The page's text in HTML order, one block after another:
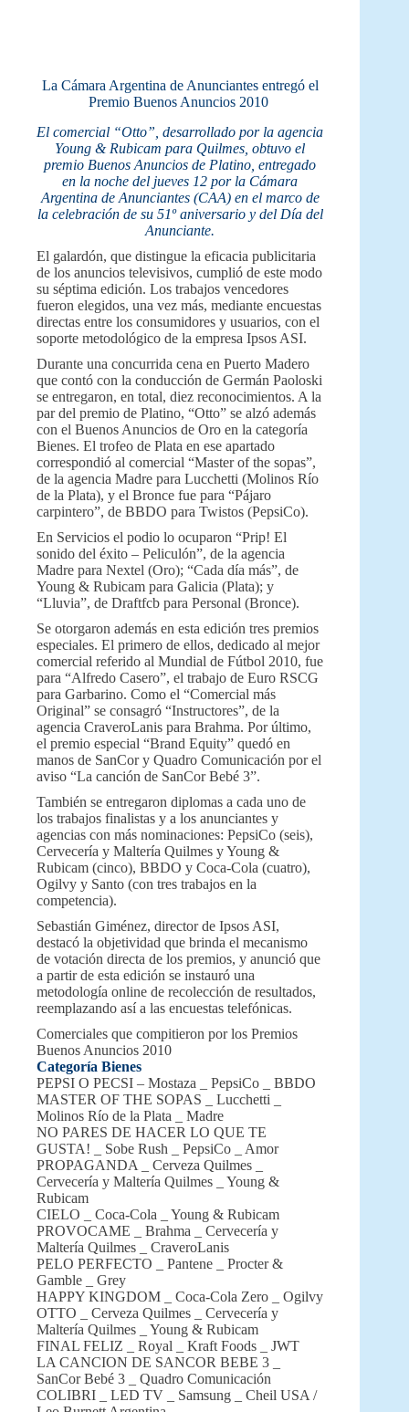
La Cámara Argentina de Anunciantes entregó el
Premio Buenos Anuncios 2010
El comercial “Otto”, desarrollado por la agencia
Young & Rubicam para Quilmes, obtuvo el
premio Buenos Anuncios de Platino, entregado
en la noche del jueves 12 por la Cámara
Argentina de Anunciantes (CAA) en el marco de
la celebración de su 51º aniversario y del Día del
Anunciante.
El galardón, que distingue la eficacia publicitaria
de los anuncios televisivos, cumplió de este modo
su séptima edición. Los trabajos vencedores
fueron elegidos, una vez más, mediante encuestas
directas entre los consumidores y usuarios, con el
soporte metodológico de la empresa Ipsos ASI.
Durante una concurrida cena en Puerto Madero
que contó con la conducción de Germán Paoloski
se entregaron, en total, diez reconocimientos. A la
par del premio de Platino, “Otto” se alzó además
con el Buenos Anuncios de Oro en la categoría
Bienes. El trofeo de Plata en ese apartado
correspondió al comercial “Master of the sopas”,
de la agencia Madre para Lucchetti (Molinos Río
de la Plata), y el Bronce fue para “Pájaro
carpintero”, de BBDO para Twistos (PepsiCo).
En Servicios el podio lo ocuparon “Prip! El
sonido del éxito – Peliculón”, de la agencia
Madre para Nextel (Oro); “Cada día más”, de
Young & Rubicam para Galicia (Plata); y
“Lluvia”, de Draftfcb para Personal (Bronce).
Se otorgaron además en esta edición tres premios
especiales. El primero de ellos, dedicado al mejor
comercial referido al Mundial de Fútbol 2010, fue
para “Alfredo Casero”, el trabajo de Euro RSCG
para Garbarino. Como el “Comercial más
Original” se consagró “Instructores”, de la
agencia CraveroLanis para Brahma. Por último,
el premio especial “Brand Equity” quedó en
manos de SanCor y Quadro Comunicación por el
aviso “La canción de SanCor Bebé 3”.
También se entregaron diplomas a cada uno de
los trabajos finalistas y a los anunciantes y
agencias con más nominaciones: PepsiCo (seis),
Cervecería y Maltería Quilmes y Young &
Rubicam (cinco), BBDO y Coca-Cola (cuatro),
Ogilvy y Santo (con tres trabajos en la
competencia).
Sebastián Giménez, director de Ipsos ASI,
destacó la objetividad que brinda el mecanismo
de votación directa de los premios, y anunció que
a partir de esta edición se instauró una
metodología online de recolección de resultados,
reemplazando así a las encuestas telefónicas.
Comerciales que compitieron por los Premios
Buenos Anuncios 2010
Categoría Bienes
PEPSI O PECSI – Mostaza _ PepsiCo _ BBDO
MASTER OF THE SOPAS _ Lucchetti _
Molinos Río de la Plata _ Madre
NO PARES DE HACER LO QUE TE
GUSTA! _ Sobe Rush _ PepsiCo _ Amor
PROPAGANDA _ Cerveza Quilmes _
Cervecería y Maltería Quilmes _ Young &
Rubicam
CIELO _ Coca-Cola _ Young & Rubicam
PROVOCAME _ Brahma _ Cervecería y
Maltería Quilmes _ CraveroLanis
PELO PERFECTO _ Pantene _ Procter &
Gamble _ Grey
HAPPY KINGDOM _ Coca-Cola Zero _ Ogilvy
OTTO _ Cerveza Quilmes _ Cervecería y
Maltería Quilmes _ Young & Rubicam
FINAL FELIZ _ Royal _ Kraft Foods _ JWT
LA CANCION DE SANCOR BEBE 3 _
SanCor Bebé 3 _ Quadro Comunicación
COLIBRI _ LED TV _ Samsung _ Cheil USA /